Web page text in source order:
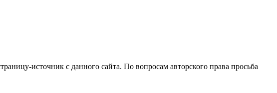
источник с данного сайта. По вопросам авторского права просьба